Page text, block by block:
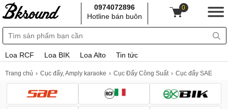
0974072896
Hotline bán buôn
0
Loa RCF Loa BIK Loa Alto Tin tức
Trang chủ Cục đẩy, Amply karaoke Cục Đẩy Công Suất Cục đẩy SAE